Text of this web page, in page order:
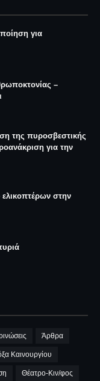
για
–
της πυροσβεστικής
για την
στην
Άρθρα
Καινουργίου
Θέατρο-Κιν/φος